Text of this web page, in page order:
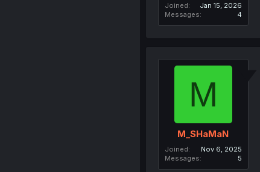
Joined
Jan 15, 2026
Messages
4
M
M_SHaMaN
Joined
Nov 6, 2025
Messages
5